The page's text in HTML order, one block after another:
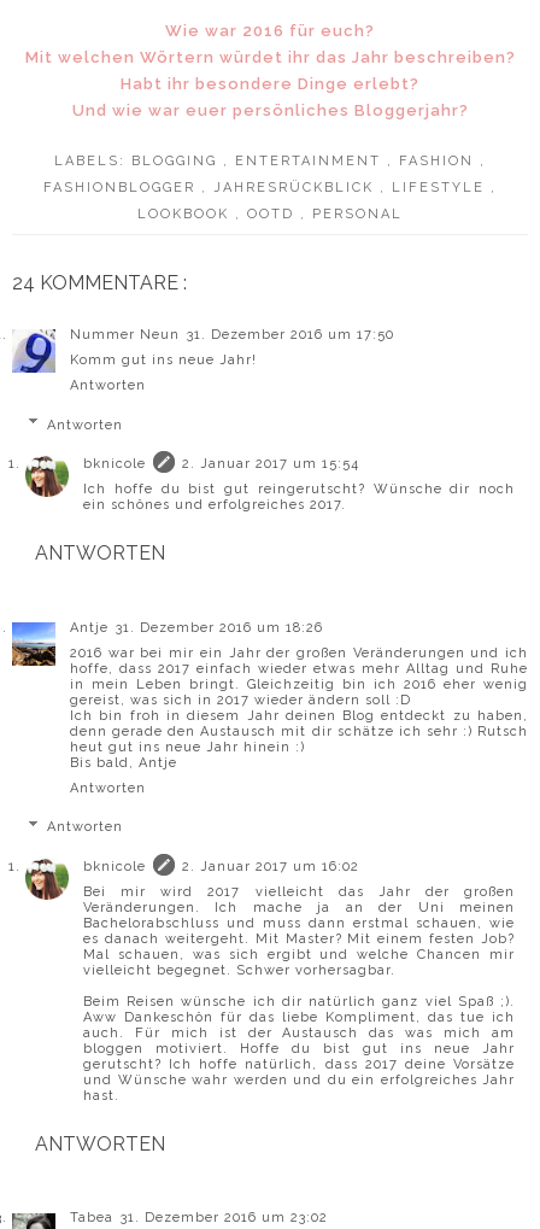
Wie war 2016 für euch?
Mit welchen Wörtern würdet ihr das Jahr beschreiben?
Habt ihr besondere Dinge erlebt?
Und wie war euer persönliches Bloggerjahr?
LABELS: BLOGGING , ENTERTAINMENT , FASHION ,
FASHIONBLOGGER , JAHRESRÜCKBLICK , LIFESTYLE ,
LOOKBOOK , OOTD , PERSONAL
24 KOMMENTARE :
Nummer Neun
31. Dezember 2016 um 17:50
Komm gut ins neue Jahr!
Antworten
Antworten
bknicole
2. Januar 2017 um 15:54
Ich hoffe du bist gut reingerutscht? Wünsche dir noch
ein schönes und erfolgreiches 2017.
ANTWORTEN
Antje 31. Dezember 2016 um 18:26
2016 war bei mir ein Jahr der großen Veränderungen und ich
hoffe, dass 2017 einfach wieder etwas mehr Alltag und Ruhe
in mein Leben bringt. Gleichzeitig bin ich 2016 eher wenig
gereist, was sich in 2017 wieder ändern soll :D
Ich bin froh in diesem Jahr deinen Blog entdeckt zu haben,
denn gerade den Austausch mit dir schätze ich sehr :) Rutsch
heut gut ins neue Jahr hinein :)
Bis bald, Antje
Antworten
Antworten
bknicole
2. Januar 2017 um 16:02
Bei mir wird 2017 vielleicht das Jahr der großen
Veränderungen. Ich mache ja an der Uni meinen
Bachelorabschluss und muss dann erstmal schauen, wie
es danach weitergeht. Mit Master? Mit einem festen Job?
Mal schauen, was sich ergibt und welche Chancen mir
vielleicht begegnet. Schwer vorhersagbar.
Beim Reisen wünsche ich dir natürlich ganz viel Spaß ;).
Aww Dankeschön für das liebe Kompliment, das tue ich
auch. Für mich ist der Austausch das was mich am
bloggen motiviert. Hoffe du bist gut ins neue Jahr
gerutscht? Ich hoffe natürlich, dass 2017 deine Vorsätze
und Wünsche wahr werden und du ein erfolgreiches Jahr
hast.
ANTWORTEN
Tabea 31. Dezember 2016 um 23:02